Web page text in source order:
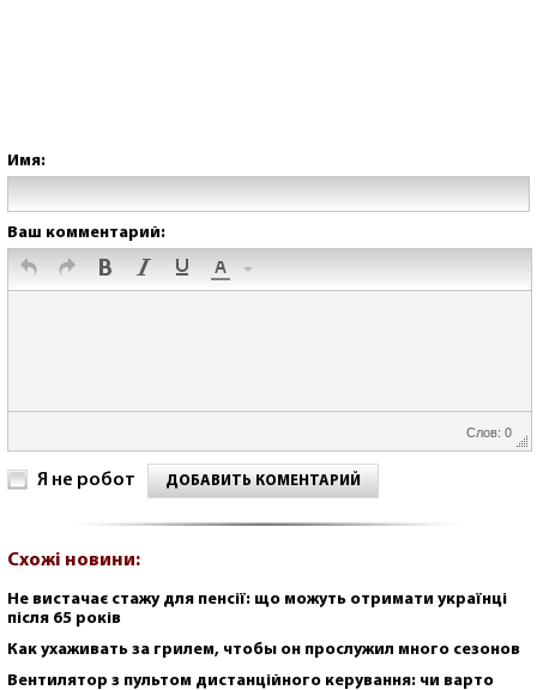
Имя:
Ваш комментарий:
Слов: 0
Я не робот ДОБАВИТЬ КОМЕНТАРИЙ
Схожі новини:
Не вистачає стажу для пенсії: що можуть отримати українці
після 65 років
Как ухаживать за грилем, чтобы он прослужил много сезонов
Вентилятор з пультом дистанційного керування: чи варто